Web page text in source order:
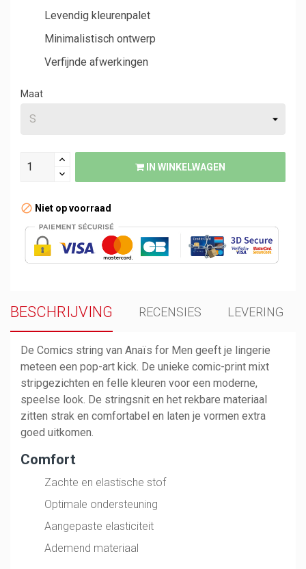
Levendig kleurenpalet
Minimalistisch ontwerp
Verfijnde afwerkingen
Maat
IN WINKELWAGEN
Niet op voorraad
BESCHRIJVING RECENSIES LEVERING
De Comics string van Anaïs for Men geeft je lingerie
meteen een pop-art kick. De unieke comic-print mixt
stripgezichten en felle kleuren voor een moderne,
speelse look. De stringsnit en het rekbare materiaal
zitten strak en comfortabel en laten je vormen extra
goed uitkomen.
Comfort
Zachte en elastische stof
Optimale ondersteuning
Aangepaste elasticiteit
Ademend materiaal